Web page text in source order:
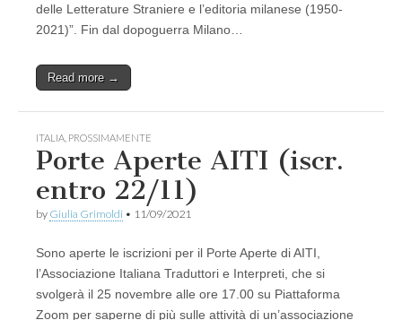
delle Letterature Straniere e l’editoria milanese (1950-
2021)”. Fin dal dopoguerra Milano…
Read more →
ITALIA PROSSIMAMENTE
Porte Aperte AITI (iscr.
entro 22/11)
by Giulia Grimoldi • 11/09/2021
Sono aperte le iscrizioni per il Porte Aperte di AITI,
l’Associazione Italiana Traduttori e Interpreti, che si
svolgerà il 25 novembre alle ore 17.00 su Piattaforma
Zoom per saperne di più sulle attività di un’associazione